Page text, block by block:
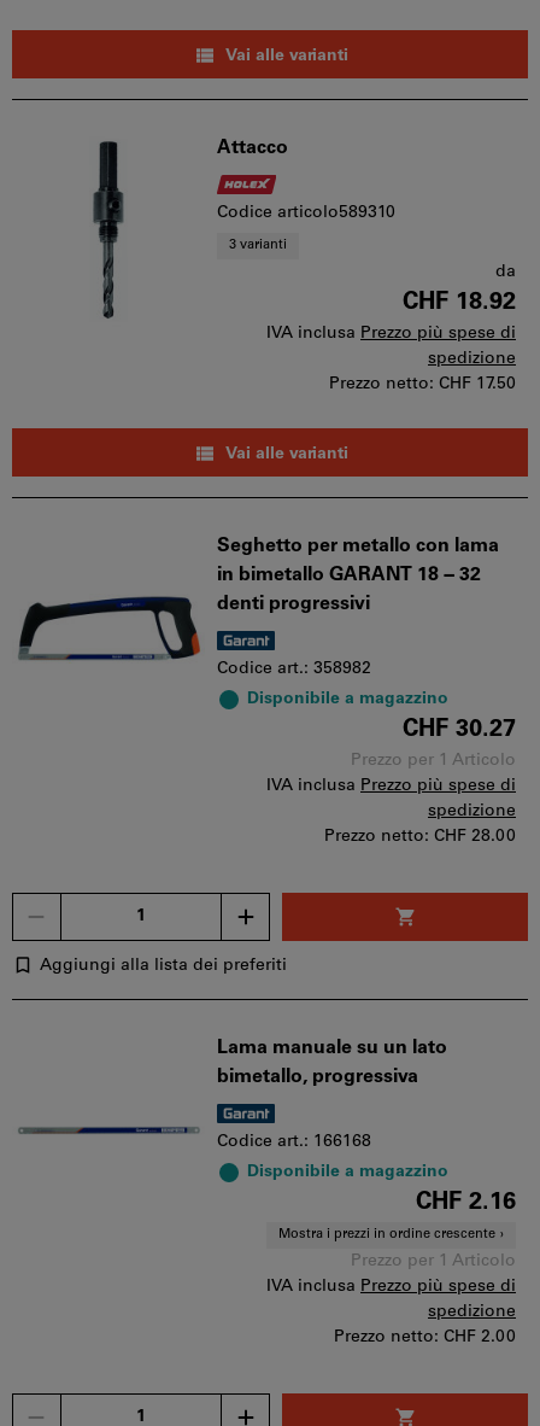
Vai alle varianti
Attacco
Codice articolo589310
3 varianti
da
CHF 18.92
IVA inclusa Prezzo più spese di
spedizione
Prezzo netto: CHF 17.50
Vai alle varianti
Seghetto per metallo con lama
in bimetallo GARANT 18 − 32
denti progressivi
Codice art.: 358982
Disponibile a magazzino
CHF 30.27
Prezzo per 1 Articolo
IVA inclusa Prezzo più spese di
spedizione
Prezzo netto: CHF 28.00
Aggiungi alla lista dei preferiti
Lama manuale su un lato
bimetallo, progressiva
Codice art.: 166168
Disponibile a magazzino
CHF 2.16
Mostra i prezzi in ordine crescente
Prezzo per 1 Articolo
IVA inclusa Prezzo più spese di
spedizione
Prezzo netto: CHF 2.00